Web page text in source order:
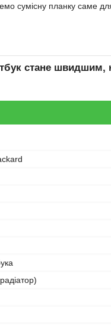
сумісну планку саме
стане швидшим,